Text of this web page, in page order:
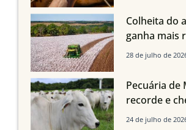
quedas em
Maranhão e
Colheita do
ganha mais
Mato
Maranhão
28 de julho de
Pecuária de
recorde e
dos bovinos
24 de julho de